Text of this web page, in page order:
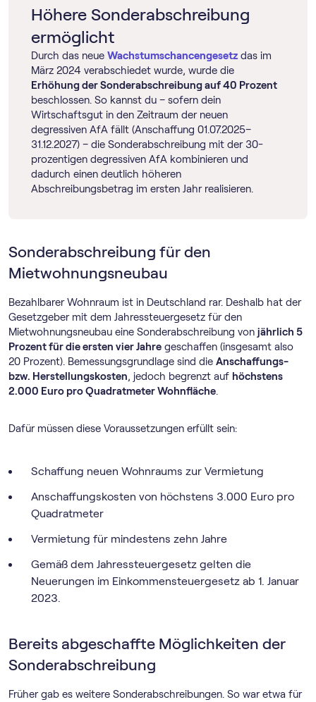
Höhere Sonderabschreibung
ermöglicht
Durch das neue Wachstumschancengesetz das im
März 2024 verabschiedet wurde, wurde die
Erhöhung der Sonderabschreibung auf 40 Prozent
beschlossen. So kannst du – sofern dein
Wirtschaftsgut in den Zeitraum der neuen
degressiven AfA fällt (Anschaffung 01.07.2025–
31.12.2027) – die Sonderabschreibung mit der 30-
prozentigen degressiven AfA kombinieren und
dadurch einen deutlich höheren
Abschreibungsbetrag im ersten Jahr realisieren.
Sonderabschreibung für den
Mietwohnungsneubau
Bezahlbarer Wohnraum ist in Deutschland rar. Deshalb hat der
Gesetzgeber mit dem Jahressteuergesetz für den
Mietwohnungsneubau eine Sonderabschreibung von jährlich 5
Prozent für die ersten vier Jahre geschaffen (insgesamt also
20 Prozent). Bemessungsgrundlage sind die Anschaffungs-
bzw. Herstellungskosten, jedoch begrenzt auf höchstens
2.000 Euro pro Quadratmeter Wohnfläche.
Dafür müssen diese Voraussetzungen erfüllt sein:
Schaffung neuen Wohnraums zur Vermietung
Anschaffungskosten von höchstens 3.000 Euro pro
Quadratmeter
Vermietung für mindestens zehn Jahre
Gemäß dem Jahressteuergesetz gelten die
Neuerungen im Einkommensteuergesetz ab 1. Januar
2023.
Bereits abgeschaffte Möglichkeiten der
Sonderabschreibung
Früher gab es weitere Sonderabschreibungen. So war etwa für